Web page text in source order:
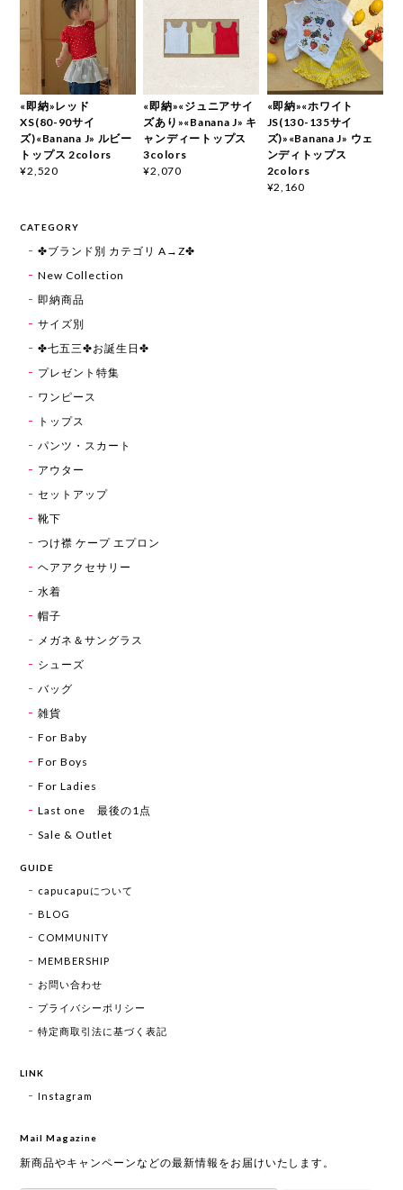
«即納»レッド
XS(80-90サイ
ズ)«Banana J» ルビー
トップス 2colors
¥2,520
«即納»«ジュニアサイ
ズあり»«Banana J» キ
ャンディートップス
3colors
¥2,070
«即納»«ホワイト
JS(130-135サイ
ズ)»«Banana J» ウェ
ンディトップス
2colors
¥2,160
CATEGORY
✤ブランド別 カテゴリ A→Z✤
New Collection
即納商品
サイズ別
✤七五三✤お誕生日✤
プレゼント特集
ワンピース
トップス
パンツ・スカート
アウター
セットアップ
靴下
つけ襟 ケープ エプロン
ヘアアクセサリー
水着
帽子
メガネ＆サングラス
シューズ
バッグ
雑貨
For Baby
For Boys
For Ladies
Last one 最後の1点
Sale & Outlet
GUIDE
capucapuについて
BLOG
COMMUNITY
MEMBERSHIP
お問い合わせ
プライバシーポリシー
特定商取引法に基づく表記
LINK
Instagram
Mail Magazine
新商品やキャンペーンなどの最新情報をお届けいたします。